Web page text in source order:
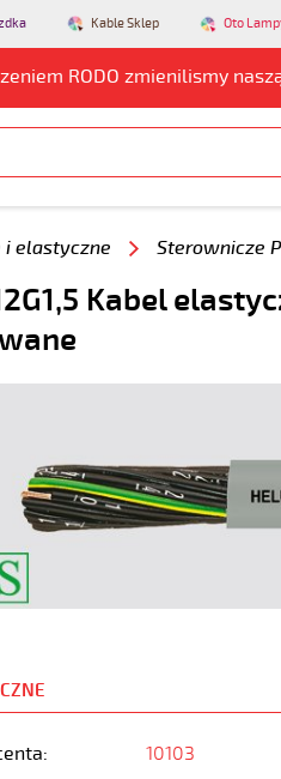
Kable Sklep Oto
RODO zmienilismy
elastyczne Sterownicze
Kabel
10103